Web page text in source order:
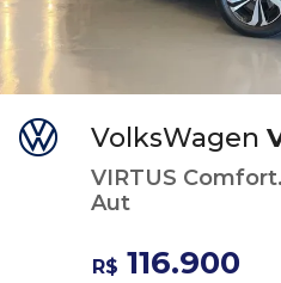
VolksWagen
VIRTUS
Aut
R$ 116.900